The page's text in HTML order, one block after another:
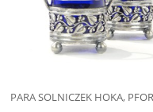
PARA SOLNICZEK HOKA,